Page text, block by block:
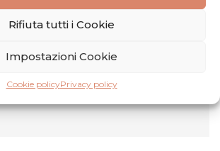
Rifiuta tutti i Cookie
Impostazioni Cookie
Cookie policyPrivacy policy
Lascia una